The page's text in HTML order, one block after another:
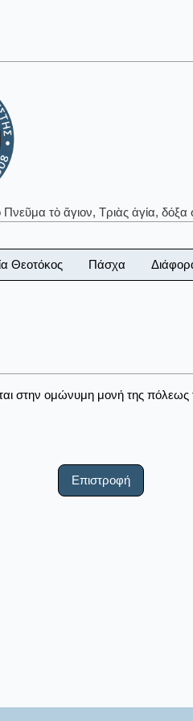
τὸ ἅγιον, Τριὰς ἁγία, δόξα
Θεοτόκος Πάσχα
στην ομώνυμη μονή της πόλεως
Επιστροφή